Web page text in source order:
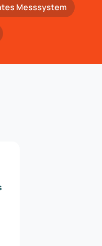
Messsystem